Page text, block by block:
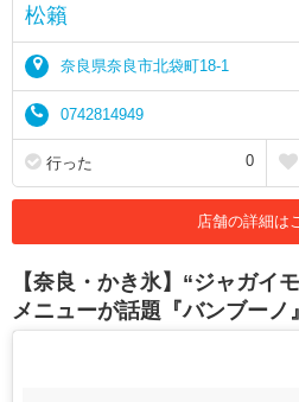
松籟
奈良県奈良市北袋町18-1
0742814949
行った 0
店舗の詳細は
【奈良・かき氷】“ジャガイ
メニューが話題『バンブーノ